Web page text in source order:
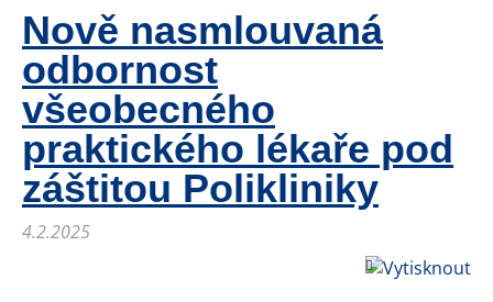
Nově nasmlouvaná
odbornost
všeobecného
praktického lékaře pod
záštitou Polikliniky
4.2.2025